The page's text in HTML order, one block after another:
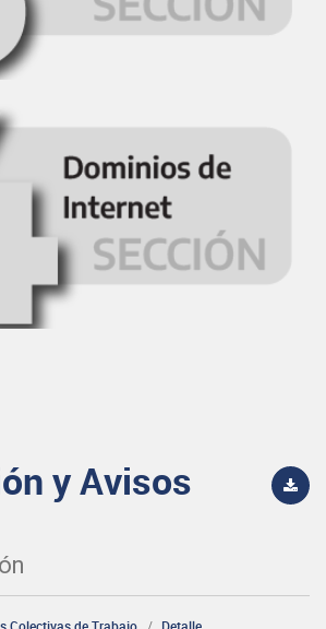
y Avisos
Colectivas de Trabajo Detalle